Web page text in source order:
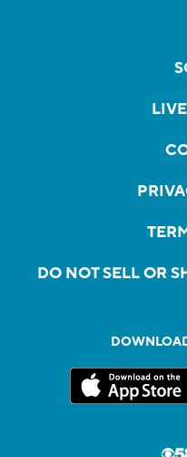
DO NOT SELL OR